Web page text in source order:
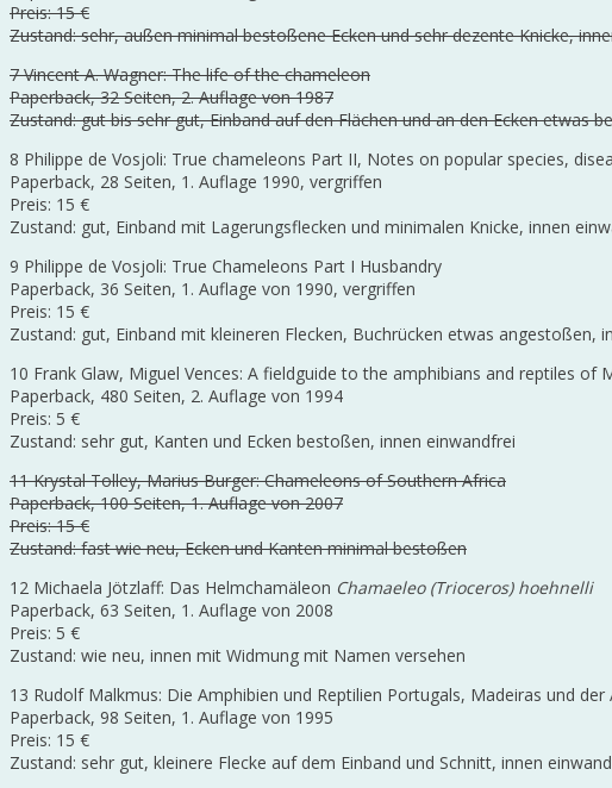
Preis: 15 €
Zustand: sehr, außen minimal bestoßene Ecken und sehr dezente Knicke,
7 Vincent A. Wagner: The life of the chameleon
Paperback, 32 Seiten, 2. Auflage von 1987
Zustand: gut bis sehr gut, Einband auf den Flächen und an den Ecken etwas
8 Philippe de Vosjoli: True chameleons Part II, Notes on popular species,
Paperback, 28 Seiten, 1. Auflage 1990, vergriffen
Preis: 15 €
Zustand: gut, Einband mit Lagerungsflecken und minimalen Knicke, innen
9 Philippe de Vosjoli: True Chameleons Part I Husbandry
Paperback, 36 Seiten, 1. Auflage von 1990, vergriffen
Preis: 15 €
Zustand: gut, Einband mit kleineren Flecken, Buchrücken etwas angestoßen,
10 Frank Glaw, Miguel Vences: A fieldguide to the amphibians and reptiles of
Paperback, 480 Seiten, 2. Auflage von 1994
Preis: 5 €
Zustand: sehr gut, Kanten und Ecken bestoßen, innen einwandfrei
11 Krystal Tolley, Marius Burger: Chameleons of Southern Africa
Paperback, 100 Seiten, 1. Auflage von 2007
Preis: 15 €
Zustand: fast wie neu, Ecken und Kanten minimal bestoßen
12 Michaela Jötzlaff: Das Helmchamäleon Chamaeleo (Trioceros) hoehnelli
Paperback, 63 Seiten, 1. Auflage von 2008
Preis: 5 €
Zustand: wie neu, innen mit Widmung mit Namen versehen
13 Rudolf Malkmus: Die Amphibien und Reptilien Portugals, Madeiras und der
Paperback, 98 Seiten, 1. Auflage von 1995
Preis: 15 €
Zustand: sehr gut, kleinere Flecke auf dem Einband und Schnitt, innen